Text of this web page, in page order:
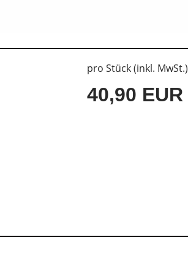
pro Stück (inkl. MwSt.)
40,90 EUR